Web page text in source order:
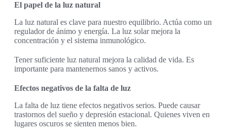
El papel de la luz natural
La luz natural es clave para nuestro equilibrio. Actúa como un
regulador de ánimo y energía. La luz solar mejora la
concentración y el sistema inmunológico.
Tener suficiente luz natural mejora la calidad de vida. Es
importante para mantenernos sanos y activos.
Efectos negativos de la falta de luz
La falta de luz tiene efectos negativos serios. Puede causar
trastornos del sueño y depresión estacional. Quienes viven en
lugares oscuros se sienten menos bien.